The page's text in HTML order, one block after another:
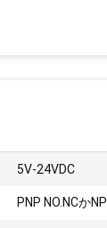
5V-24VDC
PNP NO.NCか